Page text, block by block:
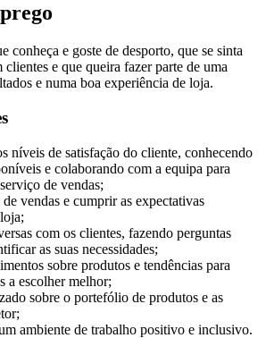
conheça e goste de desporto, que se sinta
e que queira fazer parte de uma
e numa boa experiência de loja.
níveis de satisfação do cliente, conhecendo
e colaborando com a equipa para
de vendas;
vendas e cumprir as expectativas
com os clientes, fazendo perguntas
as suas necessidades;
sobre produtos e tendências para
a escolher melhor;
sobre o portefólio de produtos e as
ambiente de trabalho positivo e inclusivo.